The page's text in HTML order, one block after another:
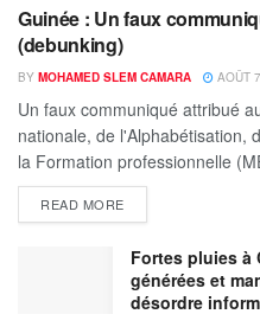
Guinée : Un faux
(debunking)
BY MOHAMED SLEM CAMARA AOÛT
Un faux communiqué attribué
nationale, de l'Alphabétisation,
la Formation professionnelle
READ MORE
Fortes pluies à
générées et
désordre